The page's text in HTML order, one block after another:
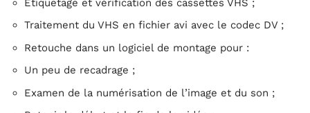
Traitement du VHS en fichier avi avec le codec DV ;
Retouche dans un logiciel de montage pour :
Un peu de recadrage ;
Examen de la numérisation de l’image et du son ;